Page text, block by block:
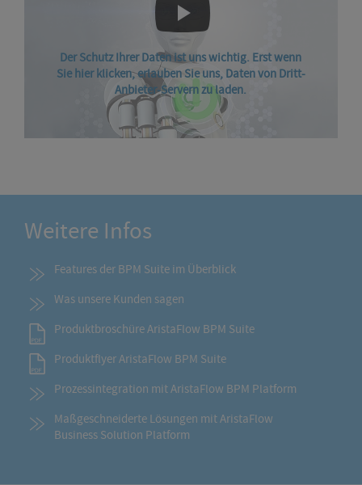
Der Schutz Ihrer Daten ist uns wichtig. Erst wenn
Sie hier klicken, erlauben Sie uns, Daten von Dritt-
Anbieter-Servern zu laden.
Weitere Infos
Features der BPM Suite im Überblick
Was unsere Kunden sagen
Produktbroschüre AristaFlow BPM Suite
Produktflyer AristaFlow BPM Suite
Prozessintegration mit AristaFlow BPM Platform
Maßgeschneiderte Lösungen mit AristaFlow
Business Solution Platform